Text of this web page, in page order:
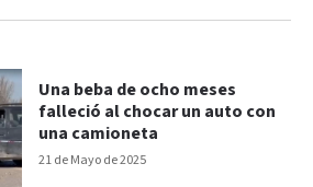
21 de Mayo de 2025
Una beba de ocho meses
falleció al chocar un auto con
una camioneta